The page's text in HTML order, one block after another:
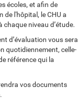
écoles, et afin de
de l'hôpital, le CHU a
niveau d’étude.
d’évaluation vous sera
quotidiennement, celle-
référence qui la
vos documents